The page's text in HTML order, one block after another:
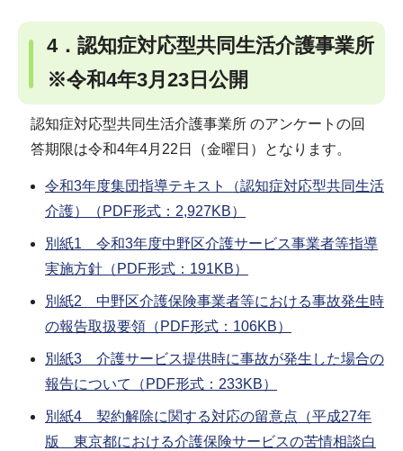
4．認知症対応型共同生活介護事業所
※令和4年3月23日公開
認知症対応型共同生活介護事業所 のアンケートの回
答期限は令和4年4月22日（金曜日）となります。
令和3年度集団指導テキスト（認知症対応型共同生活
介護）（PDF形式：2,927KB）
別紙1 令和3年度中野区介護サービス事業者等指導
実施方針（PDF形式：191KB）
別紙2 中野区介護保険事業者等における事故発生時
の報告取扱要領（PDF形式：106KB）
別紙3 介護サービス提供時に事故が発生した場合の
報告について（PDF形式：233KB）
別紙4 契約解除に関する対応の留意点（平成27年
版 東京都における介護保険サービスの苦情相談白